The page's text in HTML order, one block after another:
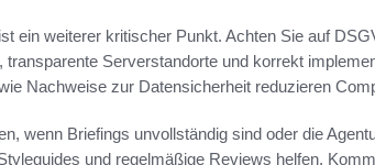
ein weiterer kritischer Punkt. Achten Sie auf
Serverstandorte und korrekt
Nachweise zur Datensicherheit reduzieren
wenn Briefings unvollständig sind oder die
und regelmäßige Reviews helfen.